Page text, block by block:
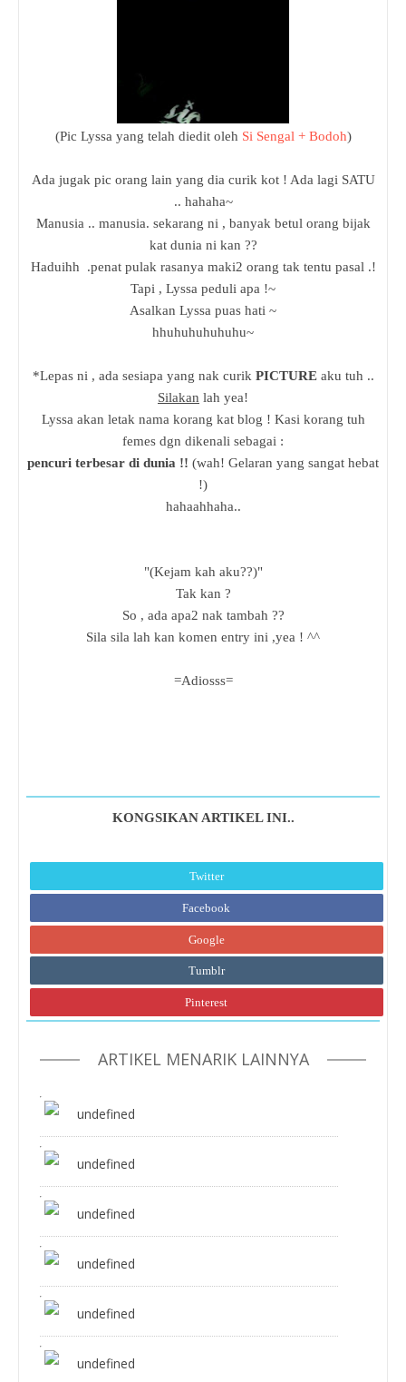
(Pic Lyssa yang telah diedit oleh Si Sengal + Bodoh)
Ada jugak pic orang lain yang dia curik kot ! Ada lagi SATU
.. hahaha~
Manusia .. manusia. sekarang ni , banyak betul orang bijak
kat dunia ni kan ??
Haduihh .penat pulak rasanya maki2 orang tak tentu pasal .!
Tapi , Lyssa peduli apa !~
Asalkan Lyssa puas hati ~
hhuhuhuhuhuhu~
*Lepas ni , ada sesiapa yang nak curik PICTUREaku tuh ..
Silakan lah yea!
Lyssa akan letak nama korang kat blog ! Kasi korang tuh
femes dgn dikenali sebagai :
pencuri terbesar di dunia !! (wah! Gelaran yang sangat hebat
!)
hahaahhaha..
"(Kejam kah aku??)"
Tak kan ?
So , ada apa2 nak tambah ??
Sila sila lah kan komen entry ini ,yea ! ^^
=Adiosss=
KONGSIKAN ARTIKEL INI..
Twitter
Facebook
Google
Tumblr
Pinterest
ARTIKEL MENARIK LAINNYA
undefined
undefined
undefined
undefined
undefined
undefined